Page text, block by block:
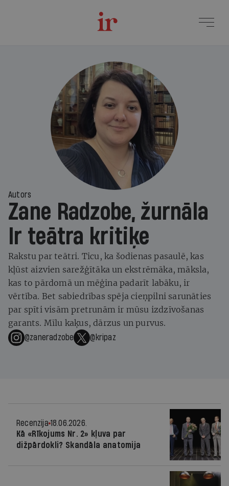
Autors
Zane Radzobe, žurnāla
Ir teātra kritiķe
Rakstu par teātri. Ticu, ka šodienas pasaulē, kas
kļūst aizvien sarežģītāka un ekstrēmāka, māksla,
kas to pārdomā un mēģina padarīt labāku, ir
vērtība. Bet sabiedrības spēja cieņpilni sarunāties
par spīti visām pretrunām ir mūsu izdzīvošanas
garants. Mīlu kaķus, dārzus un purvus.
@zaneradzobe @kripaz
Recenzija 18.06.2026.
Kā «Rīkojums Nr. 2» kļuva par
dižpārdokli? Skandāla anatomija